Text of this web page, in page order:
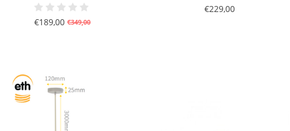
€189,00 €349,00
€229,00